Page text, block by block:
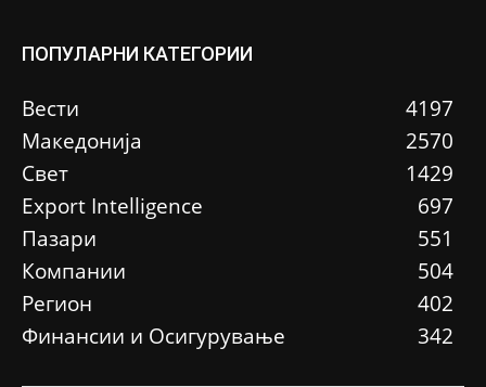
ПОПУЛАРНИ КАТЕГОРИИ
Вести
4197
Македонија
2570
Свет
1429
Еxport Intelligence
697
Пазари
551
Компании
504
Регион
402
Финансии и Осигурување
342